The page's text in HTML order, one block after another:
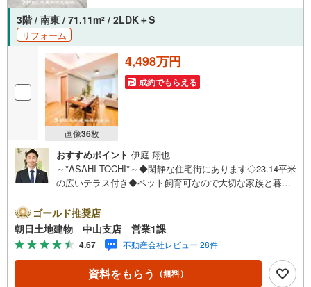
3階 / 南東 / 71.11m2 / 2LDK＋S
リフォーム
画像36枚
4,498万円
成約でもらえる
おすすめポイント 伊庭 翔也
～*ASAHI TOCHI*～◆閑静な住宅街にあります◇23.14平米
の広いテラス付き◆ペット飼育可なので大切な家族と暮ら
トロック有・宅配ボックス有でセキュリティ良好* * * * 住
まい、安心のおとりつぎ * * * *おかげさまで42周年を迎え
ることができました♪ご成約件数7万件達成!!☆当日のご見
学も対応可能です！☆JR横浜線「中山」駅徒歩1分！☆ご
予約は『朝日土地建物中山店』まで！朝日土地建物グルー
プは地域密着を合言葉に全13店舗でその地域No.1を目指し
ゴールド推奨店
朝日土地建物 中山支店 営業1課
4.67 不動産会社レビュー 28件
資料をもらう （無料）